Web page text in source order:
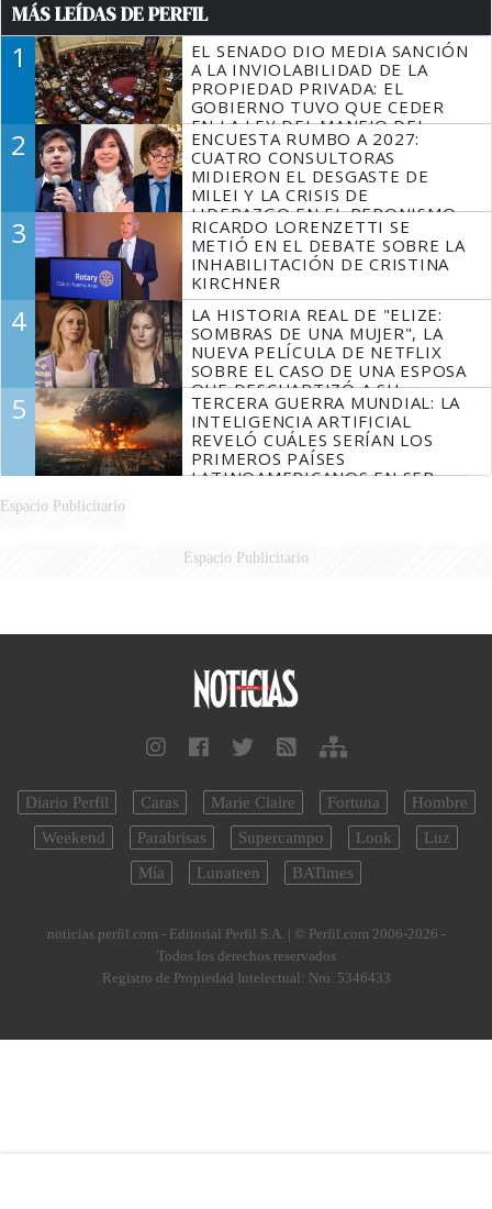
MÁS LEÍDAS DE PERFIL
1
EL SENADO DIO MEDIA SANCIÓN
A LA INVIOLABILIDAD DE LA
PROPIEDAD PRIVADA: EL
GOBIERNO TUVO QUE CEDER
EN LA LEY DEL MANEJO DEL
FUEGO
2
ENCUESTA RUMBO A 2027:
CUATRO CONSULTORAS
MIDIERON EL DESGASTE DE
MILEI Y LA CRISIS DE
LIDERAZGO EN EL PERONISMO
3
RICARDO LORENZETTI SE
METIÓ EN EL DEBATE SOBRE LA
INHABILITACIÓN DE CRISTINA
KIRCHNER
4
LA HISTORIA REAL DE "ELIZE:
SOMBRAS DE UNA MUJER", LA
NUEVA PELÍCULA DE NETFLIX
SOBRE EL CASO DE UNA ESPOSA
QUE DESCUARTIZÓ A SU
MARIDO
5
TERCERA GUERRA MUNDIAL: LA
INTELIGENCIA ARTIFICIAL
REVELÓ CUÁLES SERÍAN LOS
PRIMEROS PAÍSES
LATINOAMERICANOS EN SER
Espacio Publicitario
Espacio Publicitario
Diario Perfil Caras Marie Claire Fortuna
Hombre
Weekend
Parabrisas Supercampo Look
Luz
Mía
Lunateen BATimes
noticias.perfil.com - Editorial Perfil S.A. | © Perfil.com 2006-2026 -
Todos los derechos reservados
Registro de Propiedad Intelectual: Nro. 5346433